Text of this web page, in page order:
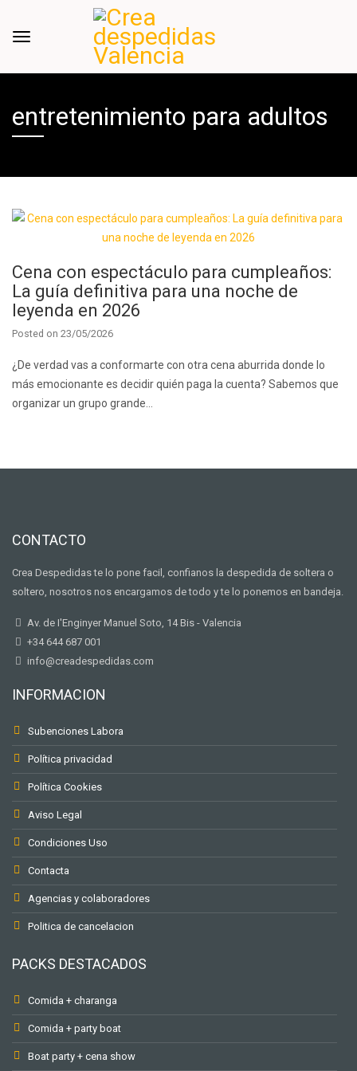
entretenimiento para adultos
Cena con espectáculo para cumpleaños:
La guía definitiva para una noche de
leyenda en 2026
Posted on 23/05/2026
¿De verdad vas a conformarte con otra cena aburrida donde lo
más emocionante es decidir quién paga la cuenta? Sabemos que
organizar un grupo grande…
CONTACTO
Crea Despedidas te lo pone facil, confianos la despedida de soltera o
soltero, nosotros nos encargamos de todo y te lo ponemos en bandeja.
Av. de I'Enginyer Manuel Soto, 14 Bis - Valencia
+34 644 687 001
info@creadespedidas.com
INFORMACION
Subenciones Labora
Política privacidad
Política Cookies
Aviso Legal
Condiciones Uso
Contacta
Agencias y colaboradores
Politica de cancelacion
PACKS DESTACADOS
Comida + charanga
Comida + party boat
Boat party + cena show